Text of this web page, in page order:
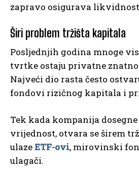
zapravo osigurava
Širi problem tržišta kapitala
Posljednjih godina mnoge
tvrtke ostaju privatne znatno
Najveći dio rasta često
fondovi rizičnog kapitala i
Tek kada kompanija
vrijednost, otvara se širem
ulazeETF-ovi, mirovinski
ulagači.